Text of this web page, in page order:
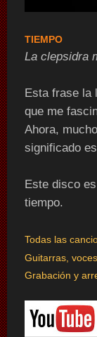
TIEMPO
La clepsidra
Esta frase la
que me
Ahora,
significado
Este disco
tiempo.
Todas las
Guitarras,
Grabación y